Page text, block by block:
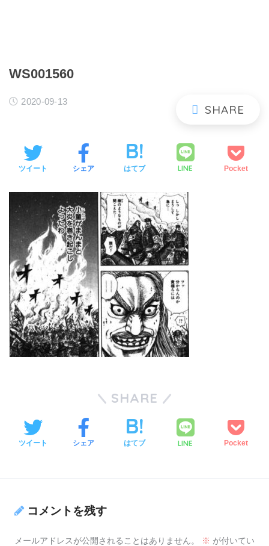
WS001560
2020-09-13
ツイート シェア はてブ LINE Pocket
SHARE
ツイート シェア はてブ LINE Pocket
コメントを残す
メールアドレスが公開されることはありません。 ※ が付いてい